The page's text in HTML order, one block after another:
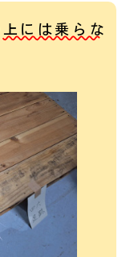
上には乗らな